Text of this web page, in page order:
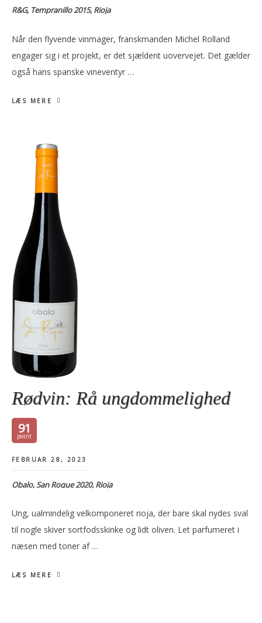
R&G, Tempranillo 2015, Rioja
Når den flyvende vinmager, franskmanden Michel Rolland
engager sig i et projekt, er det sjældent uovervejet. Det gælder
også hans spanske vineventyr …
LÆS MERE
Rødvin: Rå ungdommelighed
91
FEBRUAR 28, 2023
Obalo, San Roque 2020, Rioja
Ung, ualmindelig velkomponeret rioja, der bare skal nydes sval
til nogle skiver sortfodsskinke og lidt oliven. Let parfumeret i
næsen med toner af …
LÆS MERE